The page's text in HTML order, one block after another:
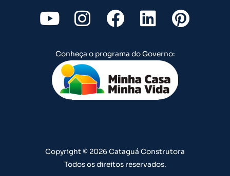
Y
o
u
t
u
b
I
n
s
t
a
g
m
F
a
c
e
b
o
L
i
n
k
e
d
P
i
t
Conheça o programa do Governo:
Copyright © 2026 Cataguá Construtora
Todos os direitos reservados.